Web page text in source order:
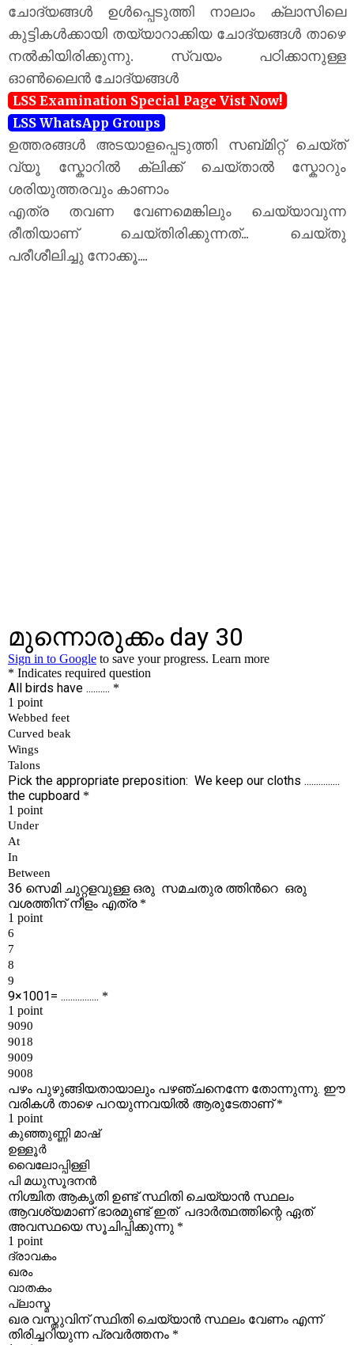
ചോദ്യങ്ങൾ ഉൾപ്പെടുത്തി നാലാം ക്ലാസിലെ
കുട്ടികൾക്കായി തയ്യാറാക്കിയ ചോദ്യങ്ങൾ താഴെ
നൽകിയിരിക്കുന്നു. സ്വയം പഠിക്കാനുള്ള
ഓൺലൈൻ ചോദ്യങ്ങൾ
LSS Examination Special Page Vist Now!
LSS WhatsApp Groups
ഉത്തരങ്ങൾ അടയാളപ്പെടുത്തി സബ്മിറ്റ് ചെയ്ത്
വ്യൂ സ്കോറിൽ ക്ലിക്ക് ചെയ്താൽ സ്കോറും
ശരിയുത്തരവും കാണാം
എത്ര തവണ വേണമെങ്കിലും ചെയ്യാവുന്ന
രീതിയാണ് ചെയ്തിരിക്കുന്നത്... ചെയ്തു
പരീശീലിച്ചു നോക്കൂ....